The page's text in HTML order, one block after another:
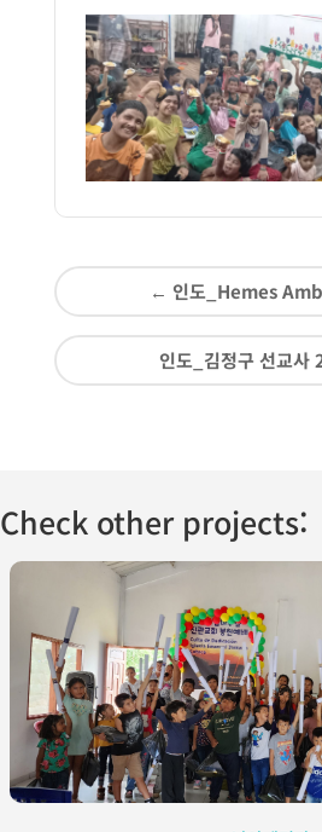
← 인도_Hemes
인도_김정구 선교사
Check other projects: